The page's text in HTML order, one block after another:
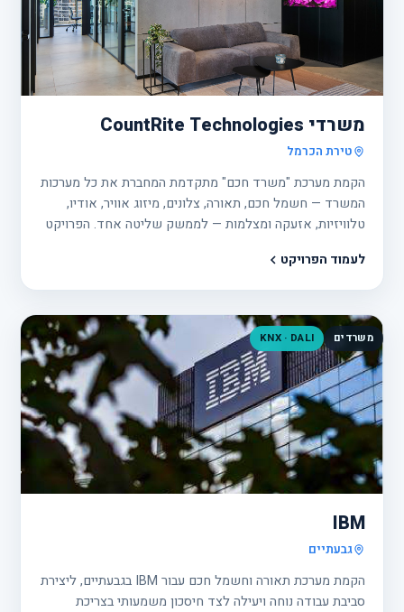
משרדי CountRite Technologies
טירת הכרמל
הקמת מערכת "משרד חכם" מתקדמת המחברת את כל מערכות
המשרד — חשמל חכם, תאורה, צלונים, מיזוג אוויר, אודיו,
טלוויזיות, אזעקה ומצלמות — לממשק שליטה אחד. הפרויקט
מלאה בין התכנון האדריכלי, תשתיות החשמל, המיזוג, האודיו
והשליטה.
לעמוד הפרויקט
משרדים KNX · DALI
IBM
גבעתיים
הקמת מערכת תאורה וחשמל חכם עבור IBM בגבעתיים, ליצירת
סביבת עבודה נוחה ויעילה לצד חיסכון משמעותי בצריכת